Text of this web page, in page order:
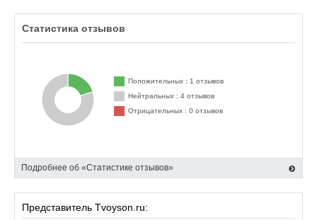
Статистика отзывов
Положительных : 1 отзывов
Нейтральных : 4 отзывов
Отрицательных : 0 отзывов
Подробнее об «Статистике отзывов»
Представитель Tvoyson.ru: